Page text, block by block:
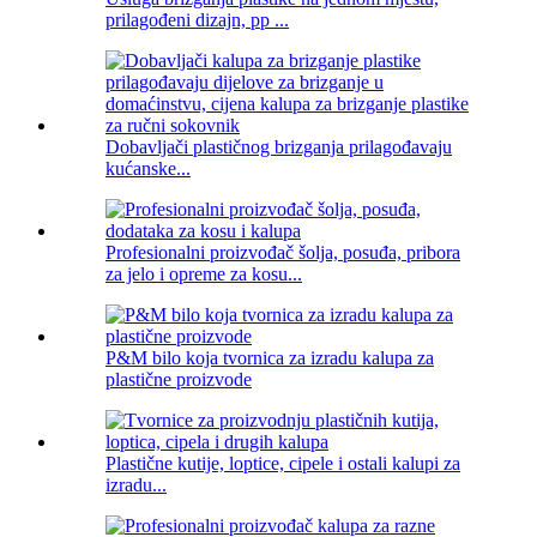
prilagođeni dizajn, pp ...
Dobavljači plastičnog brizganja prilagođavaju
kućanske...
Profesionalni proizvođač šolja, posuđa, pribora
za jelo i opreme za kosu...
P&M bilo koja tvornica za izradu kalupa za
plastične proizvode
Plastične kutije, loptice, cipele i ostali kalupi za
izradu...